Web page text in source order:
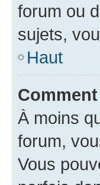
forum ou
sujets,
Haut
À moins
forum,
Vous